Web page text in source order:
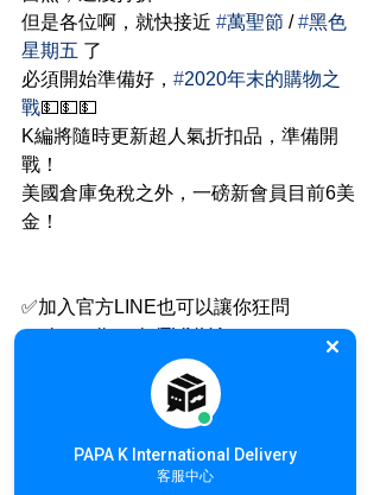
但是各位啊，就快接近 #萬聖節 / #黑色
星期五 了
必須開始準備好， #2020年末的購物之
戰💵💵💵
K編將隨時更新超人氣折扣品，準備開
戰！
美國倉庫免稅之外，一磅新會員目前6美
金！
✅加入官方LINE也可以讓你狂問
👉 https://pse.is/EVNHA
💬加入會員開啟物流之旅
https://pse.is/FCBZQ
切記，PAPA K本身不幫大家購買哦！我
們僅負責運輸/報關流程
PAPA K International Delivery
客服中心